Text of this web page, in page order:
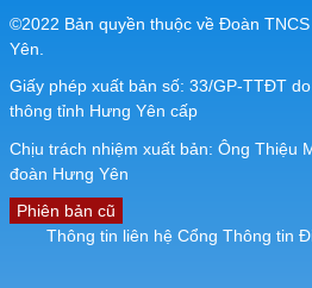
©2022 Bản quyền thuộc về Đoàn
Yên.
Giấy phép xuất bản số: 33/GP-TTĐT
thông tỉnh Hưng Yên cấp
Chịu trách nhiệm xuất bản: Ông Thiệu
đoàn Hưng Yên
Phiên bản cũ
Thông tin liên hệ Cổng Thông tin